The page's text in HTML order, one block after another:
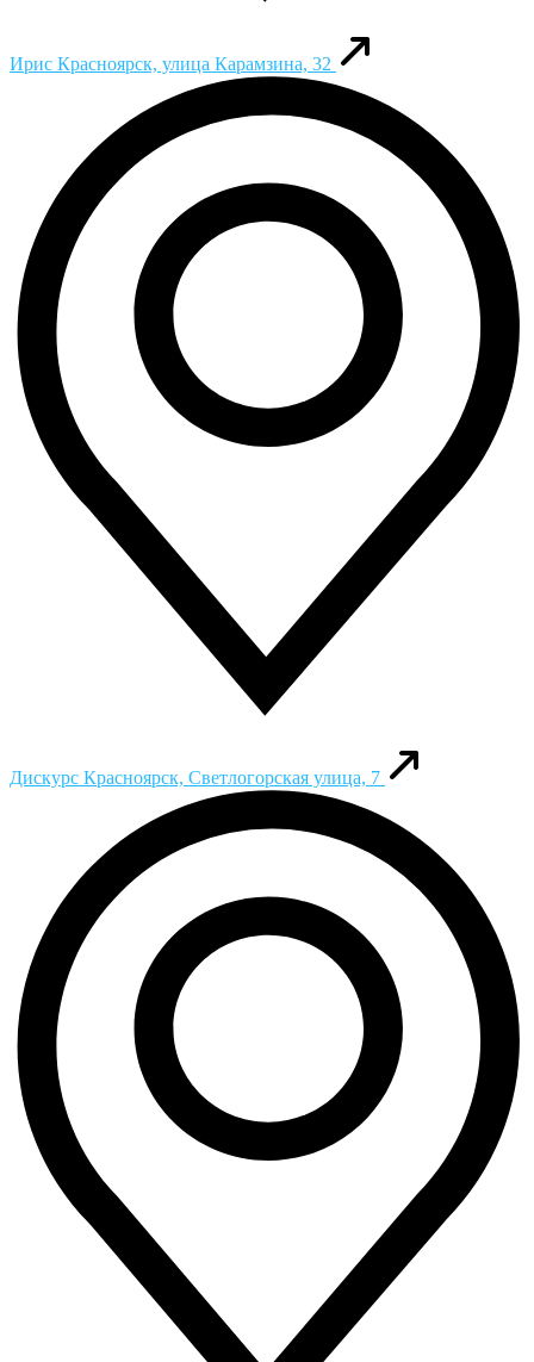
Ирис Красноярск, улица Карамзина, 32
Дискурс Красноярск, Светлогорская улица, 7